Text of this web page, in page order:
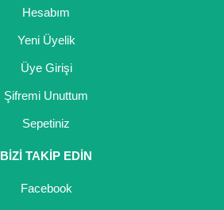
Hesabım
Yeni Üyelik
Üye Girişi
Şifremi Unuttum
Sepetiniz
BİZİ TAKİP EDİN
Facebook